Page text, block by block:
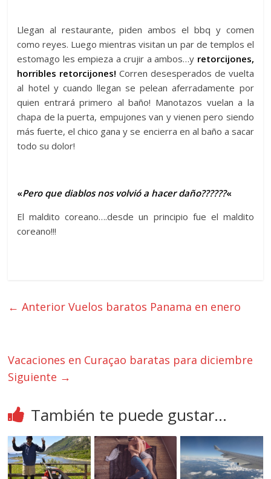
Llegan al restaurante, piden ambos el bbq y comen
como reyes. Luego mientras visitan un par de templos el
estomago les empieza a crujir a ambos…y retorcijones,
horribles retorcijones! Corren desesperados de vuelta
al hotel y cuando llegan se pelean aferradamente por
quien entrará primero al baño! Manotazos vuelan a la
chapa de la puerta, empujones van y vienen pero siendo
más fuerte, el chico gana y se encierra en al baño a sacar
todo su dolor!
«Pero que diablos nos volvió a hacer daño??????«
El maldito coreano….desde un principio fue el maldito
coreano!!!
← Anterior Vuelos baratos Panama en enero
Vacaciones en Curaçao baratas para diciembre
Siguiente →
También te puede gustar...